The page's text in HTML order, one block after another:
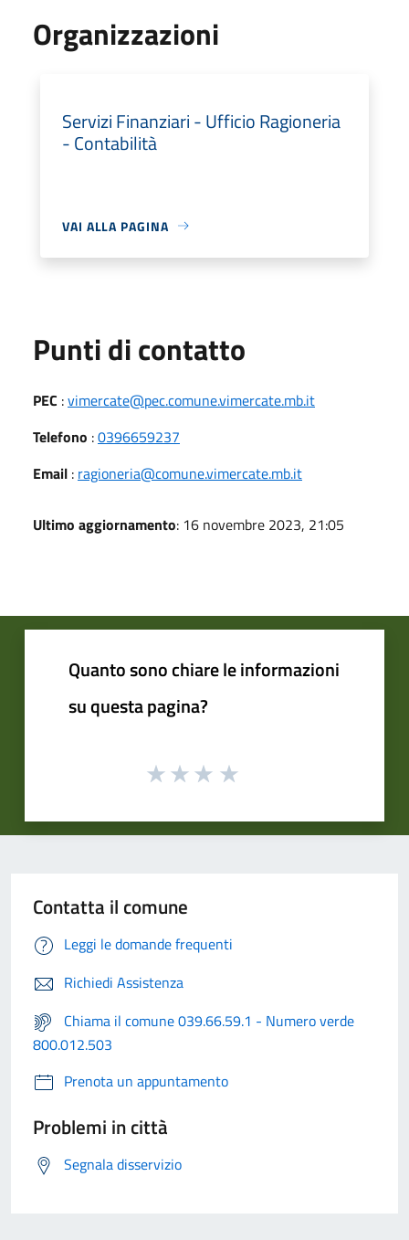
Organizzazioni
Servizi Finanziari - Ufficio Ragioneria
- Contabilità
VAI ALLA PAGINA
Punti di contatto
PEC :vimercate@pec.comune.vimercate.mb.it
Telefono :0396659237
Email : ragioneria@comune.vimercate.mb.it
Ultimo aggiornamento: 16 novembre 2023, 21:05
Quanto sono chiare le informazioni
su questa pagina?
Contatta il comune
Leggi le domande frequenti
Richiedi Assistenza
Chiama il comune 039.66.59.1 - Numero verde
800.012.503
Prenota un appuntamento
Problemi in città
Segnala disservizio